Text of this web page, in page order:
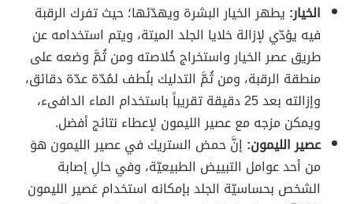
الخيار: يطهر الخيار البشرة ويهدّئها؛ حيث تفرك الرقبة
فيه يؤدّي لإزالة خلايا الجلد الميتة، ويتم استخدامه عن
طريق عصر الخيار واستخراج خُلاصته ومن ثُمَّ وضعه على
منطقة الرقبة، ومن ثُمَّ التدليك بلُطف لمُدّة عدّة دقائق،
وإزالته بعد 25 دقيقة تقريباً باستخدام الماء الدافىء،
ويمكن مزجه مع عصير الليمون لإعطاء نتائج أفضل.
عصير الليمون: إنَّ حمض الستريك في عصير الليمون هوَ
من أحد عوامل التبييض الطبيعيّة، وفي حالِ إصابة
الشخص بحساسيّة الجلد بإمكانه استخدام عَصير الليمون